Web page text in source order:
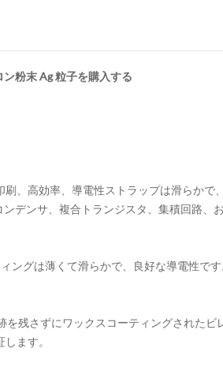
粉末 Ag 粒子を購入する
、高効率、導電性ストラップは滑らかで
デンサ、複合トランジスタ、集積回路、
ングは薄くて滑らかで、良好な導電性で
残さずにワックスコーティングされたビ
ます。